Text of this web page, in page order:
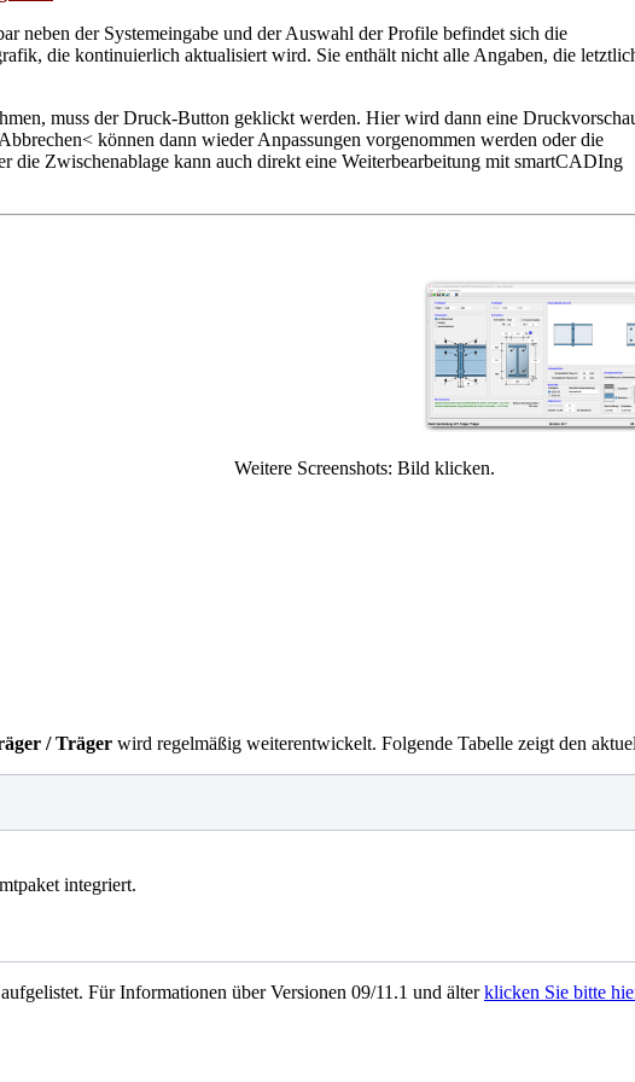
neben der Systemeingabe und der Auswahl der Profile befindet sich die
die kontinuierlich aktualisiert wird. Sie enthält nicht alle Angaben, die
muss der Druck-Button geklickt werden. Hier wird dann eine
können dann wieder Anpassungen vorgenommen werden oder die
die Zwischenablage kann auch direkt eine Weiterbearbeitung mit smartCADIng
Weitere Screenshots: Bild klicken.
/ Träger wird regelmäßig weiterentwickelt. Folgende Tabelle zeigt den
integriert.
Für Informationen über Versionen 09/11.1 und älterklicken Sie bitte